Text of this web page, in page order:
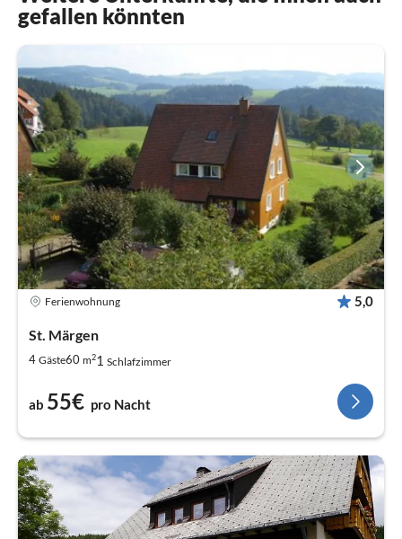
gefallen könnten
Ferienwohnung 5,0
St. Märgen
4 Gäste60 m21 Schlafzimmer
ab 55€ pro Nacht